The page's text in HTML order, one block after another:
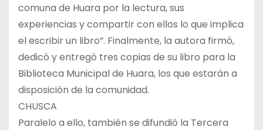
comuna de Huara por la lectura, sus
experiencias y compartir con ellos lo que implica
el escribir un libro”. Finalmente, la autora firmó,
dedicó y entregó tres copias de su libro para la
Biblioteca Municipal de Huara, los que estarán a
disposición de la comunidad.
CHUSCA
Paralelo a ello, también se difundió la Tercera